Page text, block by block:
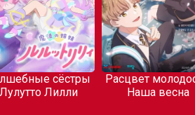
сёстры
Лулутто Лилли
Расцвет
Наша весна